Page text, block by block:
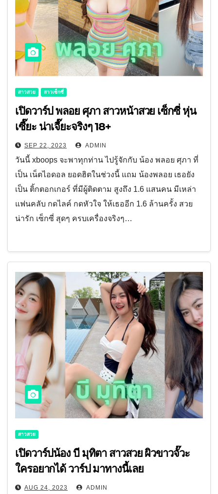
สาวสวย สาวเซ็กซี่
เปิดวาร์ป พลอย ศุภา สาวหน้าสวย เซ็กซี่ หุ่น
เซี๊ยะ น่าเจี๊ยะจริงๆ 18+
SEP 22, 2023 ADMIN
วันนี้ xboops จะพาทุกท่าน ไปรู้จักกับ น้อง พลอย ศุภา ที่
เป็น เน็ตไอดอล ยอดฮิตในช่วงนี้ แถม น้องพลอย เธอยัง
เป็น ติ้กตอกเกอร์ ที่มีผู้ติดตาม สูงถึง 1.6 แสนคน มีเหล่า
แฟนคลับ กดไลค์ กดหัวใจ ให้เธออีก 1.6 ล้านครั้ง สวย
น่ารัก เซ็กซี่ สุดๆ ครบเครื่องจริงๆ…
สาวสวย
เปิดวาร์ปน้อง บี มุทิตา สาวสวย ผิวขาวจั๊วะ
ใครอยากได้ วาร์ป มาทางนี้เลย
AUG 24, 2023 ADMIN